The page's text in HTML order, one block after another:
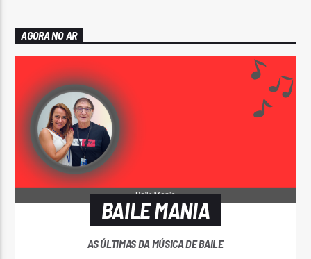
AGORA NO AR
BAILE MANIA
AS ÚLTIMAS DA MÚSICA DE BAILE